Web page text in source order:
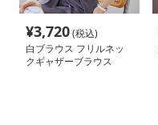
¥3,720(税込)
白ブラウス フリルネッ
クギャザーブラウス